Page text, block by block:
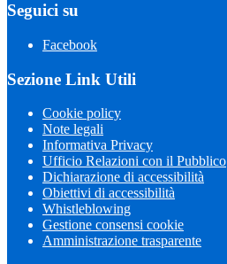
Seguici su
Facebook
Sezione Link Utili
Cookie policy
Note legali
Informativa Privacy
Ufficio Relazioni con il Pubblico
Dichiarazione di accessibilità
Obiettivi di accessibilità
Whistleblowing
Gestione consensi cookie
Amministrazione trasparente